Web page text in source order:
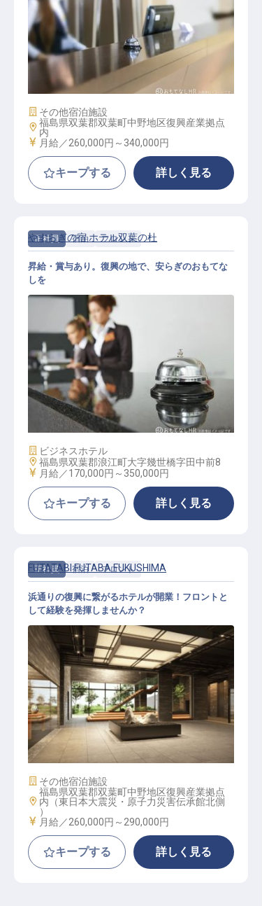
フロントスタッフ
施設業態
その他宿泊施設
勤務地
福島県双葉郡双葉町中野地区復興産業拠点
内
給与
月給／260,000円～ 340,000円
キープする 詳しく見る
正社員 宿泊 フロント
フロント
やすらぎの宿 ホテル双葉の杜
昇給・賞与あり。復興の地で、安らぎのおもてな
しを
施設業態
ビジネスホテル
勤務地
福島県双葉郡浪江町大字幾世橋字田中前8
給与
月給／170,000円～ 350,000円
キープする 詳しく見る
正社員 宿泊 フロント
ホテルフロント│大和ハウスグルー
プの新規開業ホテル／賞与・社宅制
度有
FUTATABI FUTABA FUKUSHIMA
浜通りの復興に繋がるホテルが開業！フロントと
して経験を発揮しませんか？
施設業態
その他宿泊施設
勤務地
福島県双葉郡双葉町中野地区復興産業拠点
内（東日本大震災・原子力災害伝承館北側
）
給与
月給／260,000円～ 290,000円
キープする 詳しく見る